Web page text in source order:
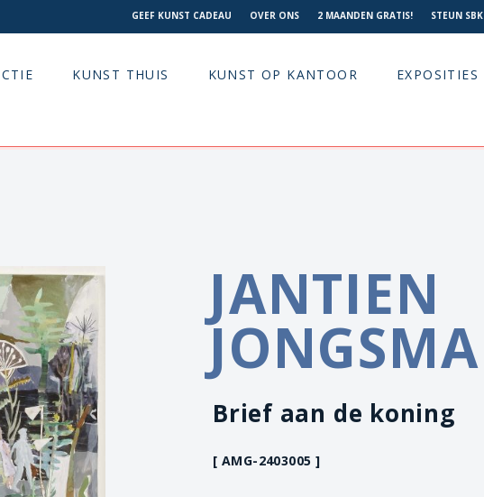
GEEF KUNST CADEAU OVER ONS 2 MAANDEN GRATIS! STEUN SBK
KUNST THUIS KUNST OP KANTOOR EXPOSITIES
JANTIEN
JONGSMA
Brief aan de koning
[ AMG-2403005 ]